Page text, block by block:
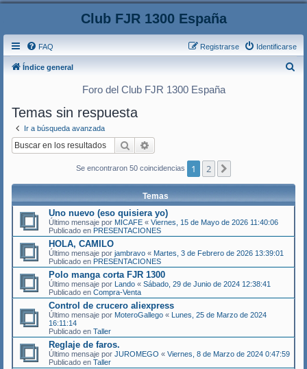
Club FJR 1300 España
FAQ Identificarse
Registrarse
Índice general
Foro del Club FJR 1300 España
Temas sin respuesta
Ir a búsqueda avanzada
Buscar
Se encontraron 50 coincidencias 1 2
Temas
Uno nuevo (eso quisiera yo)
Último mensaje por MICAFE « Viernes, 15 de Mayo de 2026 11:40:06
Publicado en PRESENTACIONES
HOLA, CAMILO
Último mensaje por jambravo « Martes, 3 de Febrero de 2026 13:39:01
Publicado en PRESENTACIONES
Polo manga corta FJR 1300
Último mensaje por Lando « Sábado, 29 de Junio de 2024 12:38:41
Publicado en Compra-Venta
Control de crucero aliexpress
Último mensaje por MoteroGallego « Lunes, 25 de Marzo de 2024
16:11:14
Publicado en Taller
Reglaje de faros.
Último mensaje por JUROMEGO « Viernes, 8 de Marzo de 2024 0:47:59
Publicado en Taller